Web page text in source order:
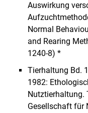
Auswirkung
Normal
and Rearing
1240-8) *
Tierhaltung Bd.
1982:
Nutztierhaltung.
Gesellschaft für